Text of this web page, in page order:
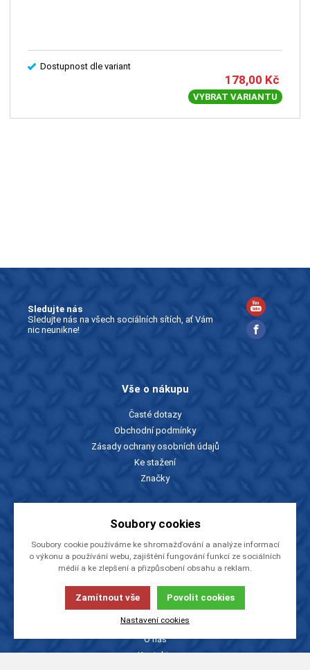
Dostupnost dle variant
178,00 Kč
VYBRAT VARIANTU
Sledujte nás
Sledujte nás na všech sociálních sítích, ať Vám
nic neunikne!
Vše o nákupu
Časté dotazy
Obchodní podmínky
Zásady ochrany osobních údajů
Ke stažení
Značky
Slevy a katalogy
Zboží v akci
Ceníky a katalogy
Rady a tipy
O firmě
O nás
Kontakty
Soubory cookies
Soubory cookie používáme ke shromažďování a analýze informací
o výkonu a používání webu, zajištění fungování funkcí ze sociálních
médií a ke zlepšení a přizpůsobení obsahu a reklam.
Zamítnout vše Povolit cookies
Nastavení cookies